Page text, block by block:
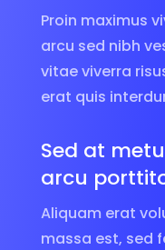
Proin maximus
arcu sed nibh
vitae viverra
erat quis
Sed at
arcu
Aliquam erat
massa est, sed